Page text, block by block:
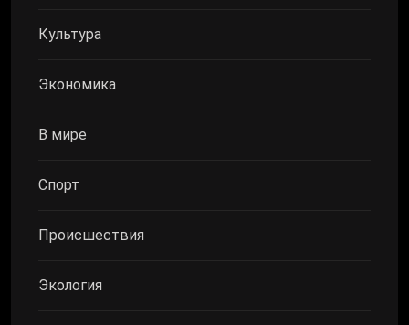
Культура
Экономика
В мире
Спорт
Происшествия
Экология